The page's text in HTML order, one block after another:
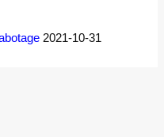
2021-10-31